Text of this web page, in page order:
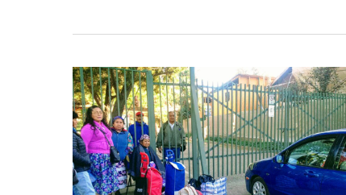
Hit enter to search or ESC to close